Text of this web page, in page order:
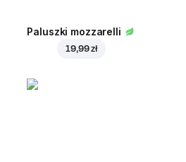
Paluszki mozzarelli
19,99 zł